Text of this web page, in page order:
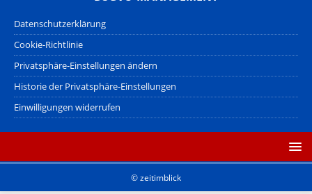
Datenschutzerklärung
Cookie-Richtlinie
Privatsphäre-Einstellungen ändern
Historie der Privatsphäre-Einstellungen
Einwilligungen widerrufen
© zeitimblick